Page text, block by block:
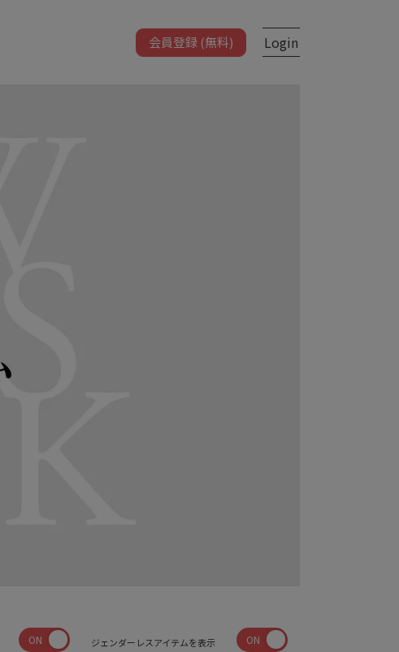
会員登録 (無料) Login
ON ジェンダーレスアイテムを表示 ON